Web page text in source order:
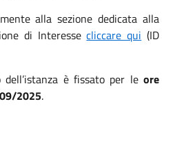
alla sezione dedicata alla
di Interessecliccare qui (ID
è fissato per le ore
2025.